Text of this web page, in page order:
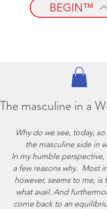
BEGIN™
The masculine in a
Why do we see, today,
the masculine side in
In my humble
a few reasons why.  Most
however, seems to me, is
what avail. And
come back to an